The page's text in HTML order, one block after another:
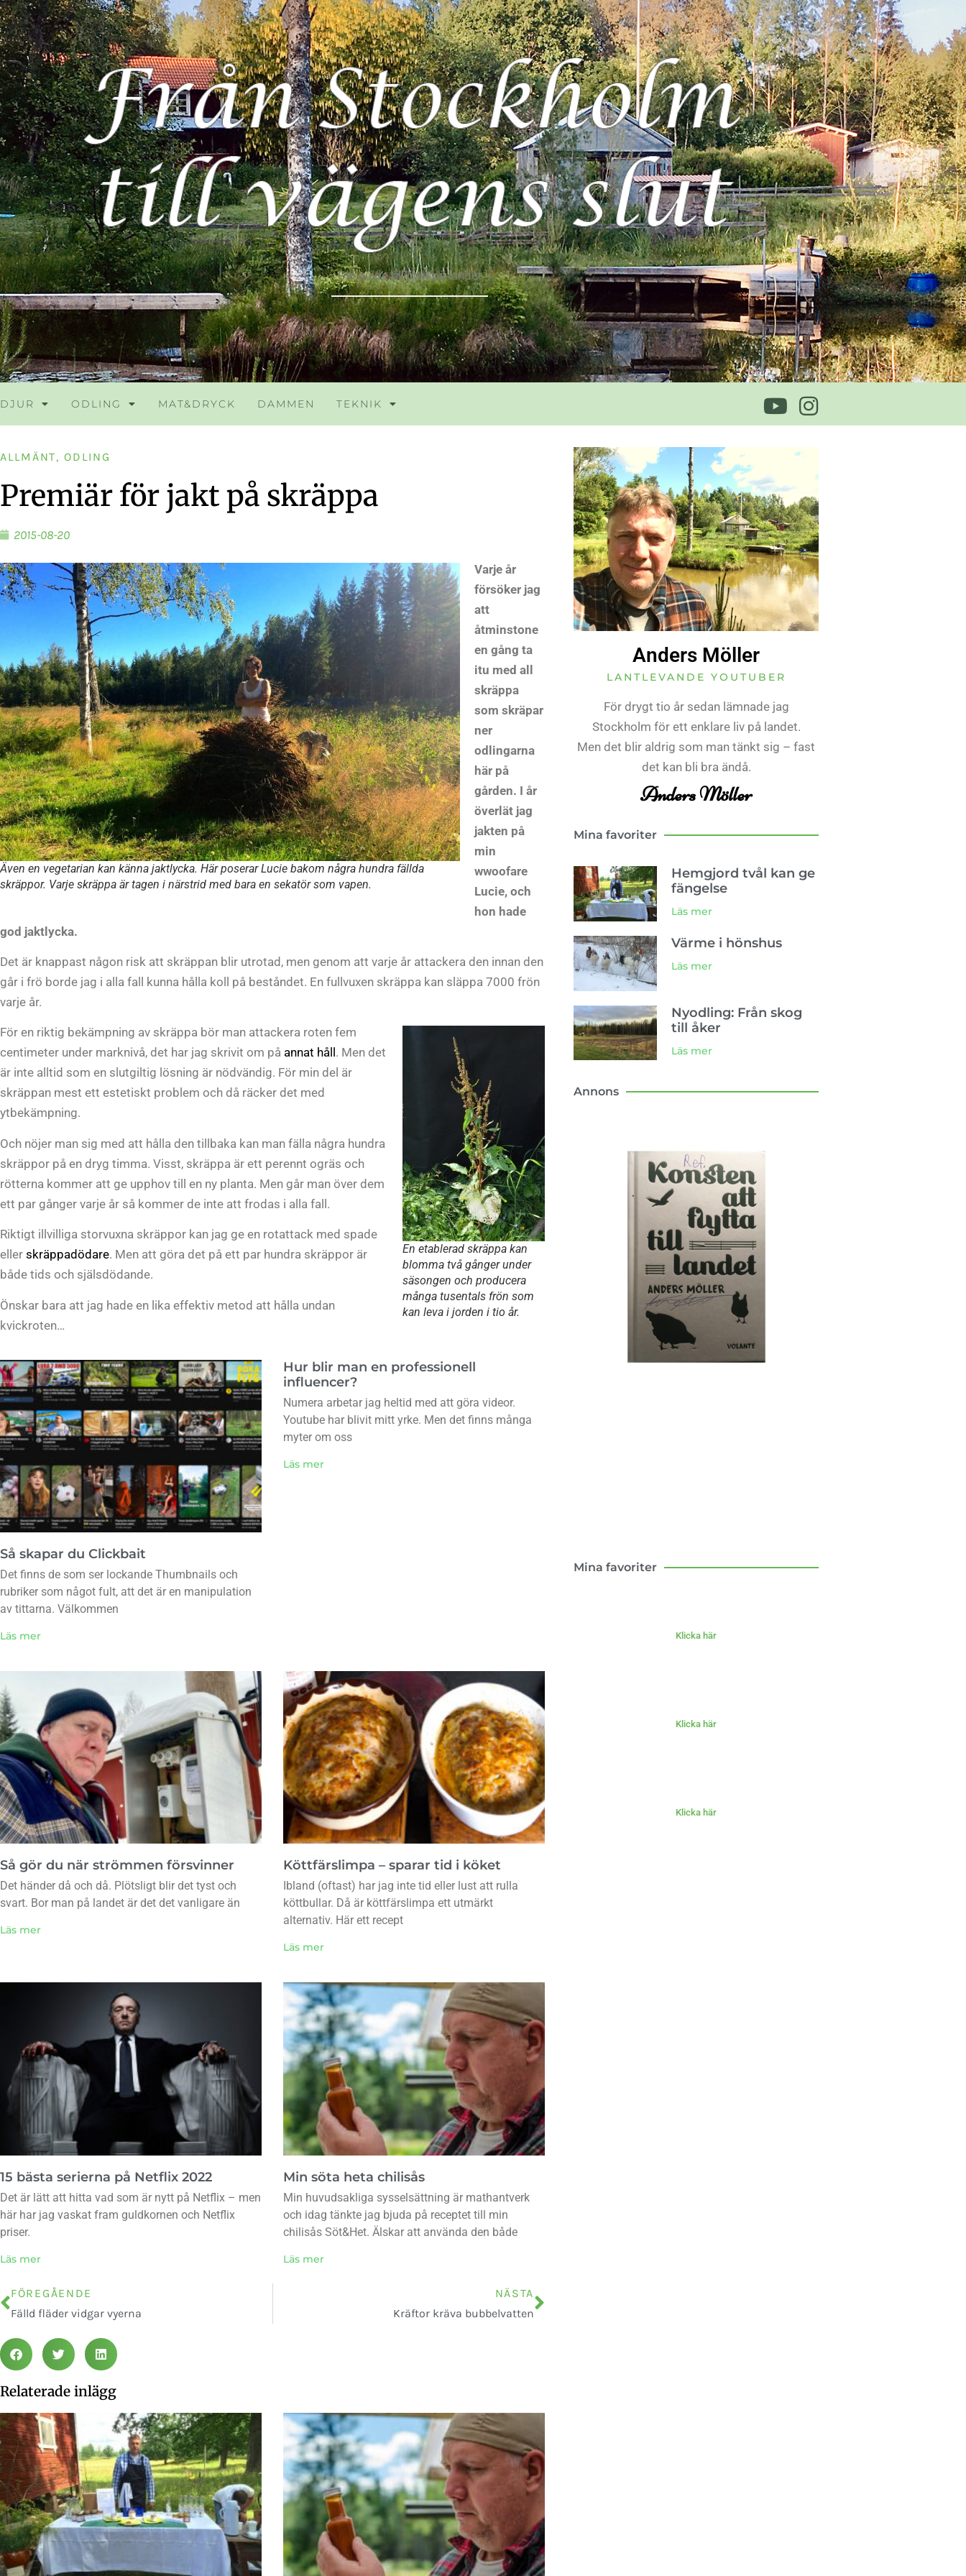
Din guide till livet på landet
DJUR ODLING MAT&DRYCK DAMMEN TEKNIK
ALLMÄNT,ODLING
Premiär för jakt på skräppa
2015-08-20
Även en vegetarian kan känna jaktlycka. Här poserar Lucie bakom några hundra fällda
skräppor. Varje skräppa är tagen i närstrid med bara en sekatör som vapen.
Varje år
försöker jag
att
åtminstone
en gång ta
itu med all
skräppa
som skräpar
ner
odlingarna
här på
gården. I år
överlät jag
jakten på
min
wwoofare
Lucie, och
hon hade
god jaktlycka.
Det är knappast någon risk att skräppan blir utrotad, men genom att varje år attackera den innan den
går i frö borde jag i alla fall kunna hålla koll på beståndet. En fullvuxen skräppa kan släppa 7000 frön
varje år.
En etablerad skräppa kan
blomma två gånger under
säsongen och producera
många tusentals frön som
kan leva i jorden i tio år.
För en riktig bekämpning av skräppa bör man attackera roten fem
centimeter under marknivå, det har jag skrivit om på annat håll . Men det
är inte alltid som en slutgiltig lösning är nödvändig. För min del är
skräppan mest ett estetiskt problem och då räcker det med
ytbekämpning.
Och nöjer man sig med att hålla den tillbaka kan man fälla några hundra
skräppor på en dryg timma. Visst, skräppa är ett perennt ogräs och
rötterna kommer att ge upphov till en ny planta. Men går man över dem
ett par gånger varje år så kommer de inte att frodas i alla fall.
Riktigt illvilliga storvuxna skräppor kan jag ge en rotattack med spade
eller skräppadödare. Men att göra det på ett par hundra skräppor är
både tids och själsdödande.
Önskar bara att jag hade en lika effektiv metod att hålla undan
kvickroten…
Så skapar du Clickbait
Det finns de som ser lockande Thumbnails och
rubriker som något fult, att det är en manipulation
av tittarna. Välkommen
Läs mer
Hur blir man en professionell
influencer?
Numera arbetar jag heltid med att göra videor.
Youtube har blivit mitt yrke. Men det finns många
myter om oss
Läs mer
Så gör du när strömmen försvinner
Det händer då och då. Plötsligt blir det tyst och
svart. Bor man på landet är det det vanligare än
Läs mer
Köttfärslimpa – sparar tid i köket
Ibland (oftast) har jag inte tid eller lust att rulla
köttbullar. Då är köttfärslimpa ett utmärkt
alternativ. Här ett recept
Läs mer
15 bästa serierna på Netflix 2022
Det är lätt att hitta vad som är nytt på Netflix – men
här har jag vaskat fram guldkornen och Netflix
priser.
Läs mer
Min söta heta chilisås
Min huvudsakliga sysselsättning är mathantverk
och idag tänkte jag bjuda på receptet till min
chilisås Söt&Het. Älskar att använda den både
Läs mer
FÖREGÅENDE
Fälld fläder vidgar vyerna
NÄSTA
Kräftor kräva bubbelvatten
Relaterade inlägg
Anders Möller
LANTLEVANDE YOUTUBER
För drygt tio år sedan lämnade jag
Stockholm för ett enklare liv på landet.
Men det blir aldrig som man tänkt sig – fast
det kan bli bra ändå.
Anders Möller
Mina favoriter
Hemgjord tvål kan ge
fängelse
Läs mer
Värme i hönshus
Läs mer
Nyodling: Från skog
till åker
Läs mer
Annons
Mina favoriter
Klicka här
Klicka här
Klicka här